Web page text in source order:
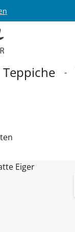
Teppiche